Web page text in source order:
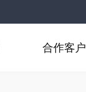
合作客户